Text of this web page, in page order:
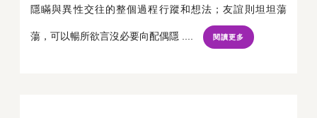
隱瞞與異性交往的整個過程行蹤和想法；友誼則坦坦蕩
蕩，可以暢所欲言沒必要向配偶隱 .... 閱讀更多